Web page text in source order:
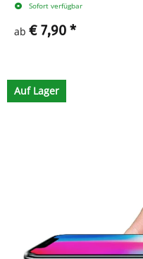
Sofort verfügbar
ab € 7,90 *
Auf Lager